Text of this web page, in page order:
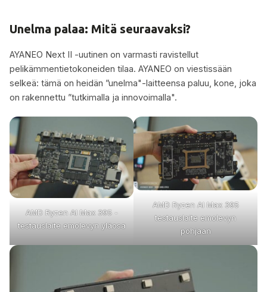
Unelma palaa: Mitä seuraavaksi?
AYANEO Next II -uutinen on varmasti ravistellut
pelikämmentietokoneiden tilaa. AYANEO on viestissään
selkeä: tämä on heidän ”unelma"-laitteensa paluu, kone, joka
on rakennettu ”tutkimalla ja innovoimalla".
AMD Ryzen Al Max 395 -
testauslaite emolevyn yläosa
AMD Ryzen Al Max 395
testauslaite emolevyn
pohjaan